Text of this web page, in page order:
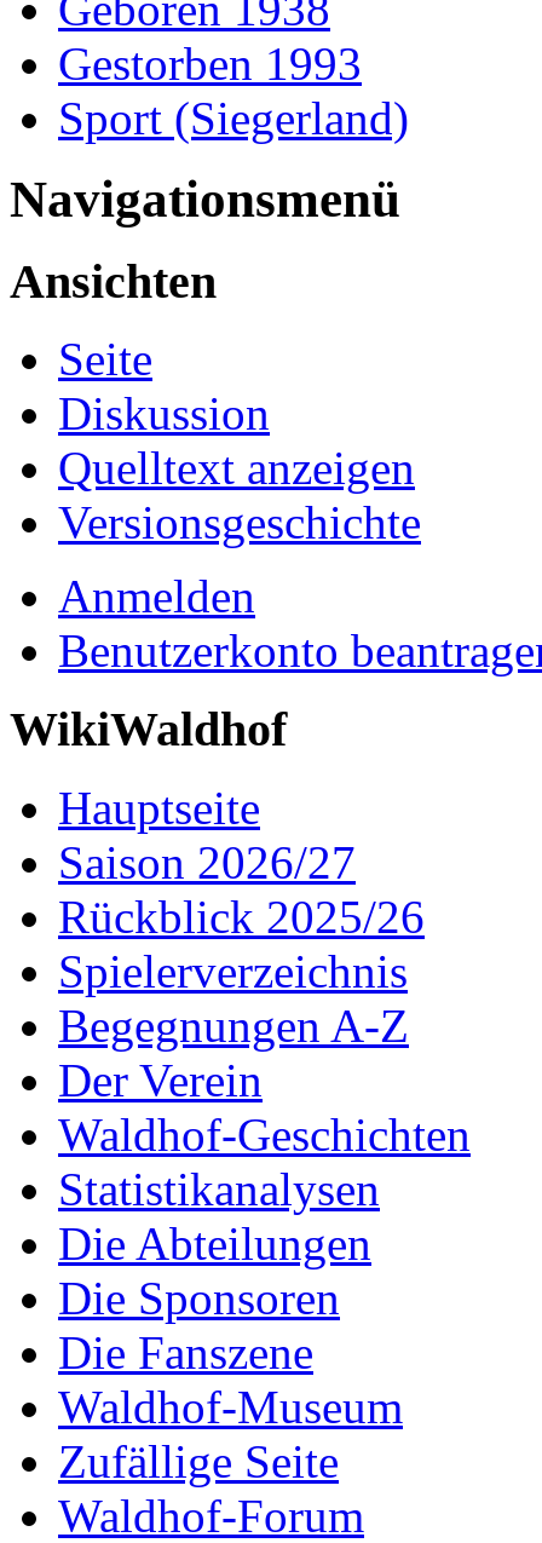
Gestorben 1993
Sport (Siegerland)
Navigationsmenü
Ansichten
Seite
Diskussion
Quelltext anzeigen
Versionsgeschichte
Anmelden
Benutzerkonto
WikiWaldhof
Hauptseite
Saison 2026/27
Rückblick 2025/26
Spielerverzeichnis
Begegnungen A-Z
Der Verein
Waldhof-Geschichten
Statistikanalysen
Die Abteilungen
Die Sponsoren
Die Fanszene
Waldhof-Museum
Zufällige Seite
Waldhof-Forum